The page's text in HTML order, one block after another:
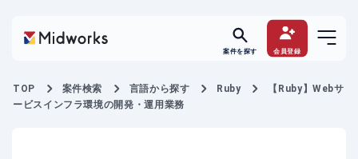
案件を探す 会員登録
TOP 案件検索 言語から探す Ruby
【Ruby】Webサ
ービスインフラ環境の開発・運用業務